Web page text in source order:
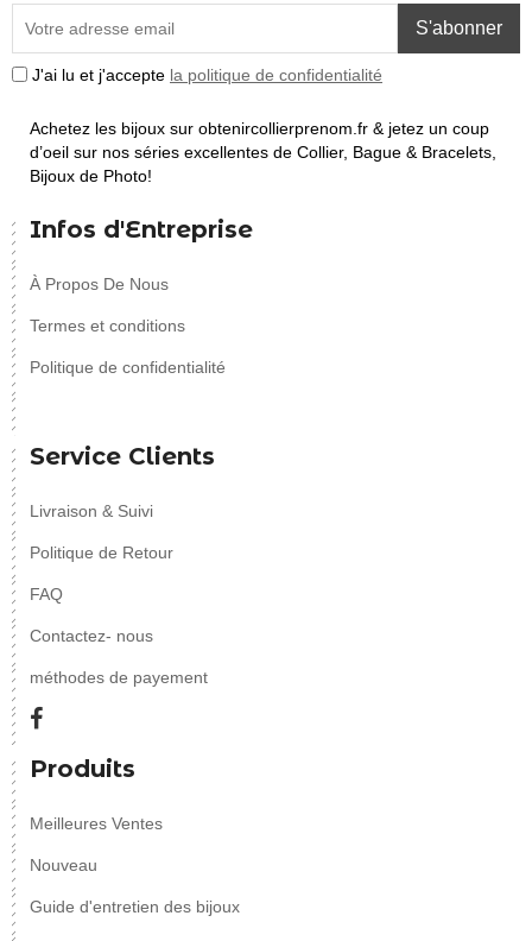
S'abonner
J'ai lu et j'accepte la politique de confidentialité
Achetez les bijoux sur obtenircollierprenom.fr & jetez un coup
d’oeil sur nos séries excellentes de Collier, Bague & Bracelets,
Bijoux de Photo!
Infos d'Entreprise
À Propos De Nous
Termes et conditions
Politique de confidentialité
Service Clients
Livraison & Suivi
Politique de Retour
FAQ
Contactez- nous
méthodes de payement
Produits
Meilleures Ventes
Nouveau
Guide d'entretien des bijoux